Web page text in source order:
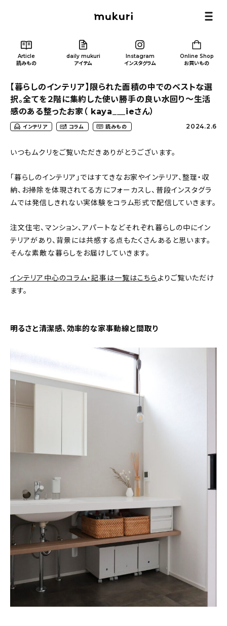
Article
読みもの
daily mukuri
アイテム
Instagram
インスタグラム
Online Shop
お買いもの
新着記事
おすすめの記事
インテリア
人気の記事
インテリア
日用品
キッチン
ギフト
【暮らしのインテリア】限られた面積の中でのベストな選
択。全てを２階に集約した使い勝手の良い水回り〜生活
感のある整ったお家（ kaya___ieさん）
インテリア コラム 読みもの 2024.2.6
いつもムクリをご覧いただきありがとうございます。
「暮らしのインテリア」ではすてきなお家やインテリア、整理・収
納、お掃除を体現されてる方にフォーカスし、普段インスタグラ
ムでは発信しきれない実体験をコラム形式で配信していきます。
注文住宅、マンション、アパートなどそれぞれ暮らしの中にイン
テリアがあり、背景には共感する点もたくさんあると思います。
そんな素敵な暮らしをお届けしていきます。
インテリア中心のコラム・記事は一覧はこちら よりご覧いただけ
ます。
明るさと清潔感、効率的な家事動線と間取り